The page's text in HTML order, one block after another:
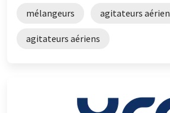
mélangeurs agitateurs aérien
agitateurs aériens